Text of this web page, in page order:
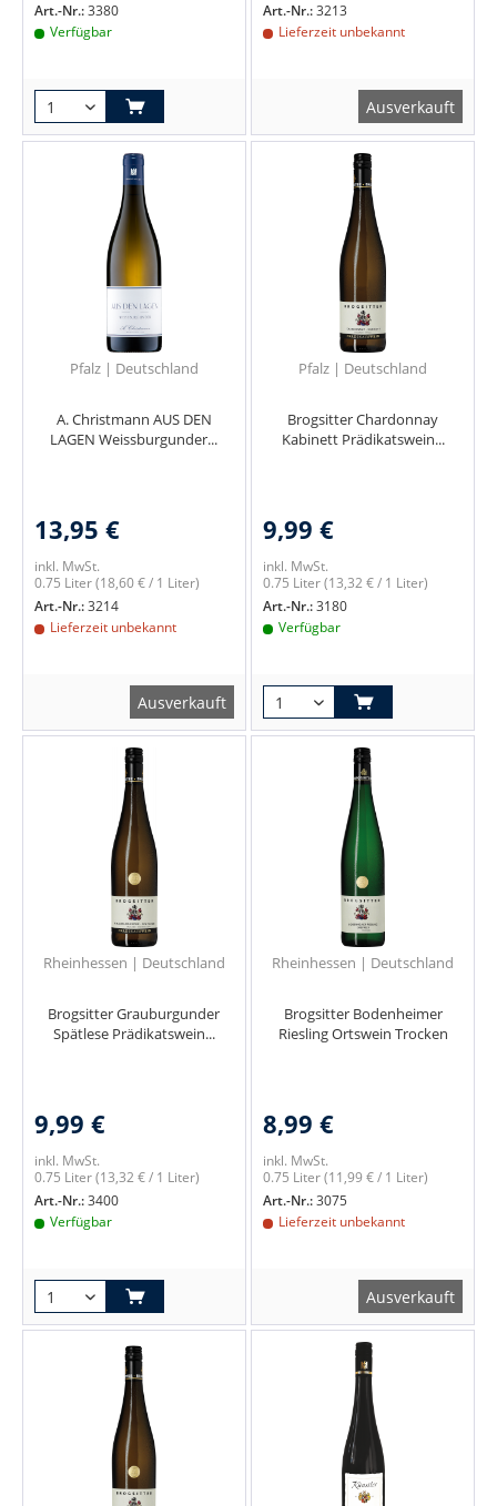
Art.-Nr.:3380
Verfügbar
Art.-Nr.:3213
Lieferzeit unbekannt
Ausverkauft
Pfalz | Deutschland
A. Christmann AUS DEN
LAGEN Weissburgunder...
13,95 €
inkl. MwSt.
0.75 Liter(18,60 € / 1 Liter)
Art.-Nr.:3214
Lieferzeit unbekannt
Ausverkauft
Pfalz | Deutschland
Brogsitter Chardonnay
Kabinett Prädikatswein...
9,99 €
inkl. MwSt.
0.75 Liter(13,32 € / 1 Liter)
Art.-Nr.:3180
Verfügbar
Rheinhessen | Deutschland
Brogsitter Grauburgunder
Spätlese Prädikatswein...
9,99 €
inkl. MwSt.
0.75 Liter(13,32 € / 1 Liter)
Art.-Nr.:3400
Verfügbar
Rheinhessen | Deutschland
Brogsitter Bodenheimer
Riesling Ortswein Trocken
8,99 €
inkl. MwSt.
0.75 Liter(11,99 € / 1 Liter)
Art.-Nr.:3075
Lieferzeit unbekannt
Ausverkauft